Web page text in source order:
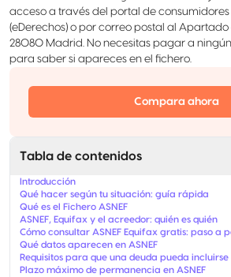
acceso a través del portal de
(eDerechos) o por correo postal al Apartado
28080 Madrid. No necesitas pagar a
para saber si apareces en el fichero.
Compara ahora
Tabla de contenidos
Introducción
Qué hacer según tu situación: guía rápida
Qué es el Fichero ASNEF
ASNEF, Equifax y el acreedor: quién es quién
Cómo consultar ASNEF Equifax gratis: paso a
Qué datos aparecen en ASNEF
Requisitos para que una deuda pueda incluirse
Plazo máximo de permanencia en ASNEF